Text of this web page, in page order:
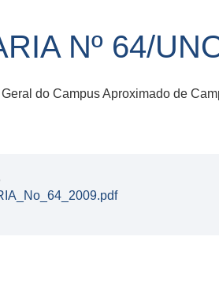
Nº 64/
do Campus Aproximado de